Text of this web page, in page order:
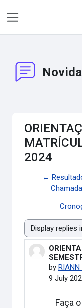
2024
←
Display mode
by RIANN
9 July
Number
Faça